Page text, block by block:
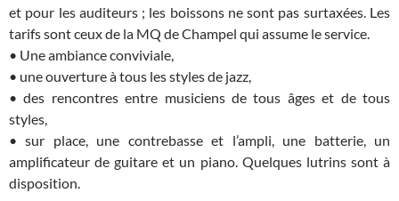
et pour les auditeurs ; les boissons ne sont pas surtaxées. Les
tarifs sont ceux de la MQ de Champel qui assume le service.
• Une ambiance conviviale,
• une ouverture à tous les styles de jazz,
• des rencontres entre musiciens de tous âges et de tous
styles,
• sur place, une contrebasse et l’ampli, une batterie, un
amplificateur de guitare et un piano. Quelques lutrins sont à
disposition.